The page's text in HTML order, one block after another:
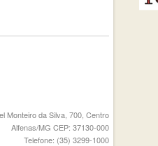
Monteiro da Silva, 700, Centro
Alfenas/MG CEP: 37130-000
Telefone: (35) 3299-1000